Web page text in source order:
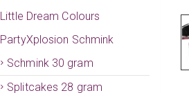
Little Dream Colours
PartyXplosion Schmink
Schmink 30 gram
Splitcakes 28 gram